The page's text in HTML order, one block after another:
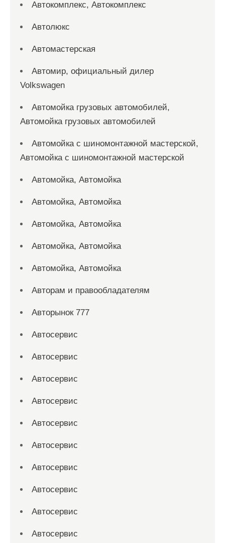
Автокомплекс, Автокомплекс
Автолюкс
Автомастерская
Автомир, официальный дилер
Volkswagen
Автомойка грузовых автомобилей,
Автомойка грузовых автомобилей
Автомойка с шиномонтажной мастерской,
Автомойка с шиномонтажной мастерской
Автомойка, Автомойка
Автомойка, Автомойка
Автомойка, Автомойка
Автомойка, Автомойка
Автомойка, Автомойка
Авторам и правообладателям
Авторынок 777
Автосервис
Автосервис
Автосервис
Автосервис
Автосервис
Автосервис
Автосервис
Автосервис
Автосервис
Автосервис